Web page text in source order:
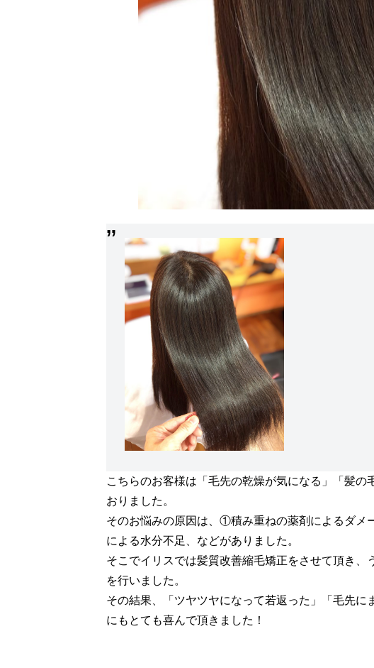
こちらのお客様は「毛先の乾燥が気になる」「髪
おりました。
そのお悩みの原因は、①積み重ねの薬剤によるダ
による水分不足、などがありました。
そこでイリスでは髪質改善縮毛矯正をさせて頂き
を行いました。
その結果、「ツヤツヤになって若返った」「毛先
にもとても喜んで頂きました！